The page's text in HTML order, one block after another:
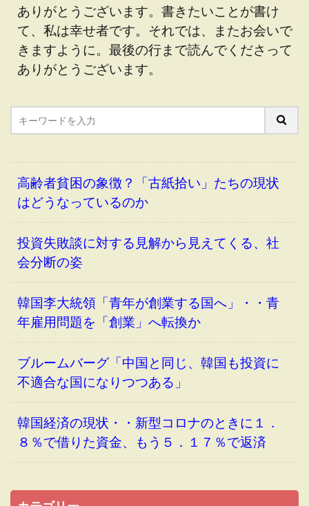
ありがとうございます。書きたいことが書け
て、私は幸せ者です。それでは、またお会いで
きますように。最後の行まで読んでくださって
ありがとうございます。
高齢者貧困の象徴？「古紙拾い」たちの現状
はどうなっているのか
投資失敗談に対する見解から見えてくる、社
会分断の姿
韓国李大統領「青年が創業する国へ」・・青
年雇用問題を「創業」へ転換か
ブルームバーグ「中国と同じ、韓国も投資に
不適合な国になりつつある」
韓国経済の現状・・新型コロナのときに１．
８％で借りた資金、もう５．１７％で返済